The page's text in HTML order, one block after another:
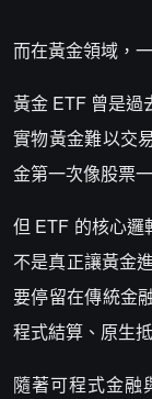
而在黃金領域，
黃金 ETF 曾是過
實物黃金難以交
金第一次像股票
但 ETF 的核心
不是真正讓黃金
要停留在傳統金
程式結算、原生
隨著可程式金融